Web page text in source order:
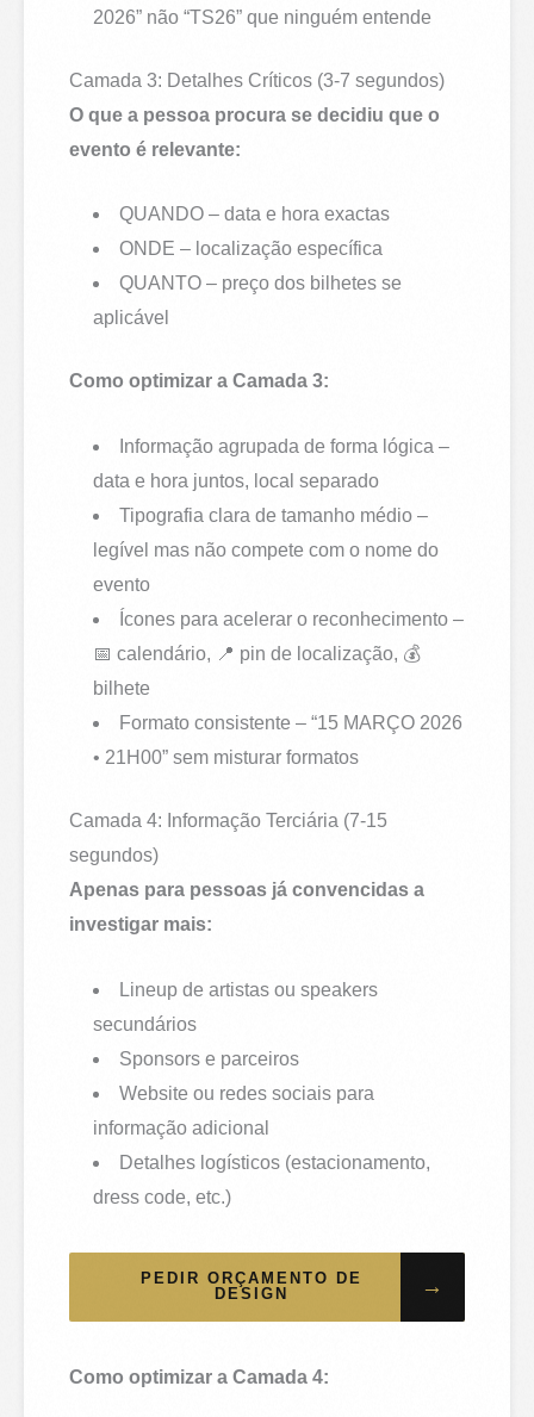
2026” não “TS26” que ninguém entende
Camada 3: Detalhes Críticos (3-7 segundos)
O que a pessoa procura se decidiu que o
evento é relevante:
QUANDO – data e hora exactas
ONDE – localização específica
QUANTO – preço dos bilhetes se
aplicável
Como optimizar a Camada 3:
Informação agrupada de forma lógica –
data e hora juntos, local separado
Tipografia clara de tamanho médio –
legível mas não compete com o nome do
evento
Ícones para acelerar o reconhecimento –
📅 calendário, 📍 pin de localização, 💰
bilhete
Formato consistente – “15 MARÇO 2026
• 21H00” sem misturar formatos
Camada 4: Informação Terciária (7-15
segundos)
Apenas para pessoas já convencidas a
investigar mais:
Lineup de artistas ou speakers
secundários
Sponsors e parceiros
Website ou redes sociais para
informação adicional
Detalhes logísticos (estacionamento,
dress code, etc.)
PEDIR ORÇAMENTO DE
DESIGN
→
Como optimizar a Camada 4: